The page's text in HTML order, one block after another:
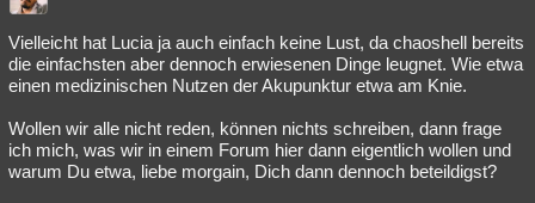
Vielleicht hat Lucia ja auch einfach keine Lust, da chaoshell bereits
die einfachsten aber dennoch erwiesenen Dinge leugnet. Wie etwa
einen medizinischen Nutzen der Akupunktur etwa am Knie.
Wollen wir alle nicht reden, können nichts schreiben, dann frage
ich mich, was wir in einem Forum hier dann eigentlich wollen und
warum Du etwa, liebe morgain, Dich dann dennoch beteildigst?